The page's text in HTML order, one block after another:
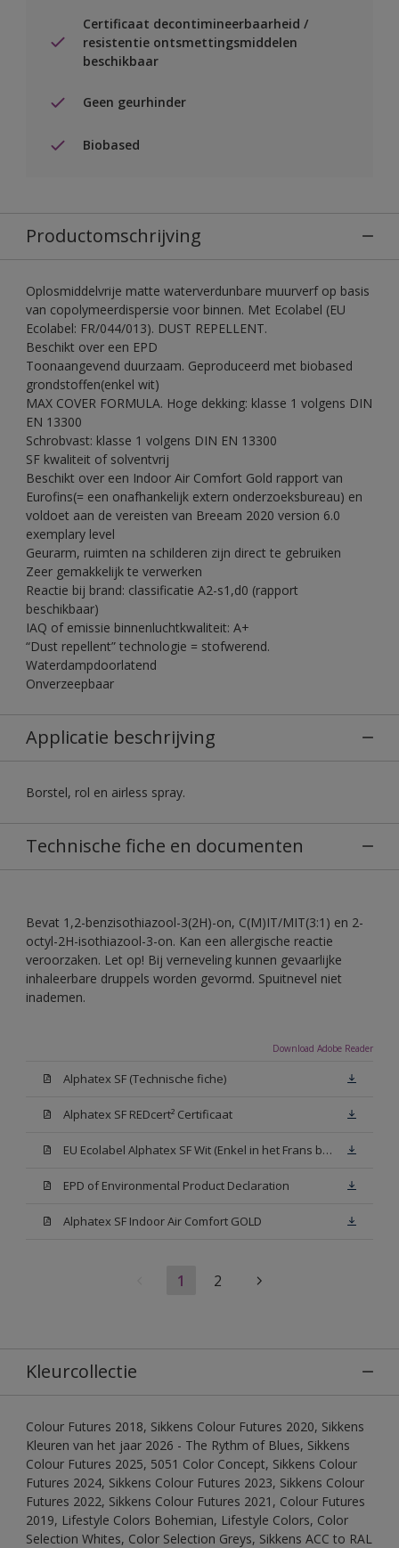
Certificaat decontimineerbaarheid /
resistentie ontsmettingsmiddelen
beschikbaar
Geen geurhinder
Biobased
Productomschrijving
Oplosmiddelvrije matte waterverdunbare muurverf op basis
van copolymeerdispersie voor binnen. Met Ecolabel (EU
Ecolabel: FR/044/013). DUST REPELLENT.
Beschikt over een EPD
Toonaangevend duurzaam. Geproduceerd met biobased
grondstoffen(enkel wit)
MAX COVER FORMULA. Hoge dekking: klasse 1 volgens DIN
EN 13300
Schrobvast: klasse 1 volgens DIN EN 13300
SF kwaliteit of solventvrij
Beschikt over een Indoor Air Comfort Gold rapport van
Eurofins(= een onafhankelijk extern onderzoeksbureau) en
voldoet aan de vereisten van Breeam 2020 version 6.0
exemplary level
Geurarm, ruimten na schilderen zijn direct te gebruiken
Zeer gemakkelijk te verwerken
Reactie bij brand: classificatie A2-s1,d0 (rapport
beschikbaar)
IAQ of emissie binnenluchtkwaliteit: A+
“Dust repellent” technologie = stofwerend.
Waterdampdoorlatend
Onverzeepbaar
Applicatie beschrijving
Borstel, rol en airless spray.
Technische fiche en documenten
Bevat 1,2-benzisothiazool-3(2H)-on, C(M)IT/MIT(3:1) en 2-
octyl-2H-isothiazool-3-on. Kan een allergische reactie
veroorzaken. Let op! Bij verneveling kunnen gevaarlijke
inhaleerbare druppels worden gevormd. Spuitnevel niet
inademen.
Download Adobe Reader
Alphatex SF (Technische fiche)
Alphatex SF REDcert² Certificaat
EU Ecolabel Alphatex SF Wit (Enkel in het Frans beschikbaar)
EPD of Environmental Product Declaration
Alphatex SF Indoor Air Comfort GOLD
1 2
Kleurcollectie
Colour Futures 2018, Sikkens Colour Futures 2020, Sikkens
Kleuren van het jaar 2026 - The Rythm of Blues, Sikkens
Colour Futures 2025, 5051 Color Concept, Sikkens Colour
Futures 2024, Sikkens Colour Futures 2023, Sikkens Colour
Futures 2022, Sikkens Colour Futures 2021, Colour Futures
2019, Lifestyle Colors Bohemian, Lifestyle Colors, Color
Selection Whites, Color Selection Greys, Sikkens ACC to RAL